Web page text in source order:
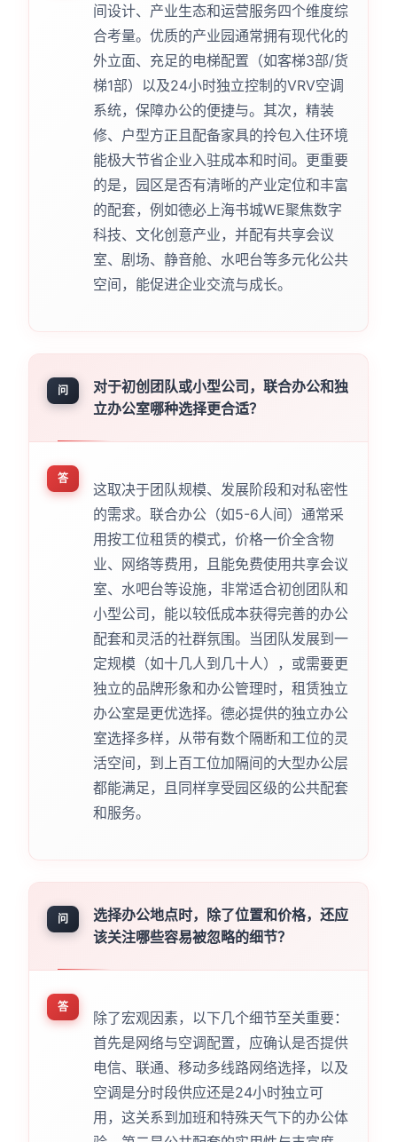
间设计、产业生态和运营服务四个维度综
合考量。优质的产业园通常拥有现代化的
外立面、充足的电梯配置（如客梯3部/货
梯1部）以及24小时独立控制的VRV空调
系统，保障办公的便捷与。其次，精装
修、户型方正且配备家具的拎包入住环境
能极大节省企业入驻成本和时间。更重要
的是，园区是否有清晰的产业定位和丰富
的配套，例如德必上海书城WE聚焦数字
科技、文化创意产业，并配有共享会议
室、剧场、静音舱、水吧台等多元化公共
空间，能促进企业交流与成长。
问
对于初创团队或小型公司，联合办公和独
立办公室哪种选择更合适？
答
这取决于团队规模、发展阶段和对私密性
的需求。联合办公（如5-6人间）通常采
用按工位租赁的模式，价格一价全含物
业、网络等费用，且能免费使用共享会议
室、水吧台等设施，非常适合初创团队和
小型公司，能以较低成本获得完善的办公
配套和灵活的社群氛围。当团队发展到一
定规模（如十几人到几十人），或需要更
独立的品牌形象和办公管理时，租赁独立
办公室是更优选择。德必提供的独立办公
室选择多样，从带有数个隔断和工位的灵
活空间，到上百工位加隔间的大型办公层
都能满足，且同样享受园区级的公共配套
和服务。
问
选择办公地点时，除了位置和价格，还应
该关注哪些容易被忽略的细节？
答
除了宏观因素，以下几个细节至关重要：
首先是网络与空调配置，应确认是否提供
电信、联通、移动多线路网络选择，以及
空调是分时段供应还是24小时独立可
用，这关系到加班和特殊天气下的办公体